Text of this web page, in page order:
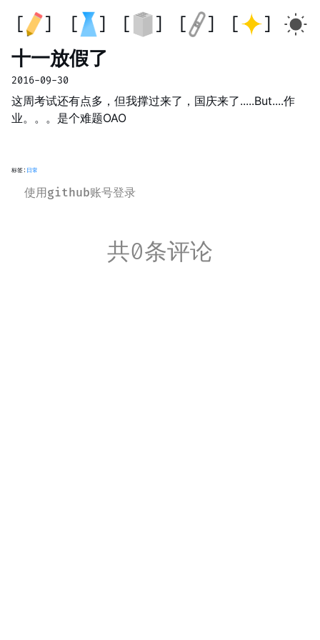
十一放假了
2016-09-30
这周考试还有点多，但我撑过来了，国庆来了.....But....作
业。。。是个难题OAO
标签: 日常
使用github账号登录
共0条评论